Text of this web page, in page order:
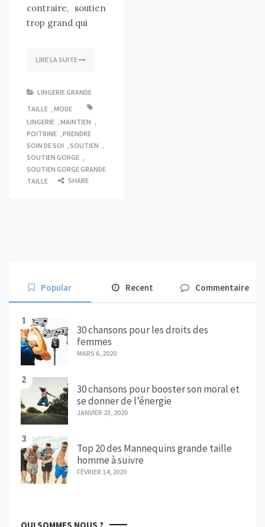
contraire, soutien
trop grand qui
LIRE LA SUITE
LINGERIE GRANDE
TAILLE
MODE
LINGERIE ,MAINTIEN ,
POITRINE ,PRENDRE
SOIN DE SOI ,SOUTIEN ,
SOUTIEN GORGE ,
SOUTIEN GORGE GRANDE
TAILLE
SHARE
Popular Recent Commentaire
1
30 chansons pour les droits des
femmes
MARS 6, 2020
2
30 chansons pour booster son moral et
se donner de l’énergie
JANVIER 23, 2020
3
Top 20 des Mannequins grande taille
homme à suivre
FÉVRIER 14, 2020